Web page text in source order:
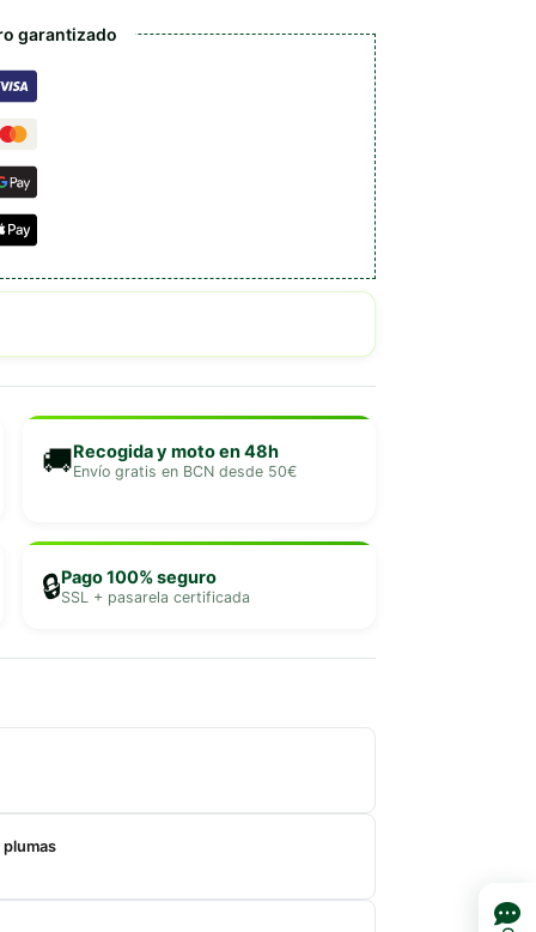
garantizado
🚚Recogida y moto en 48h
Envío gratis en BCN desde 50€
🔒Pago 100% seguro
SSL + pasarela certificada
plumas